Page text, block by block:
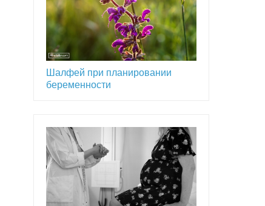
Шалфей при планировании
беременности